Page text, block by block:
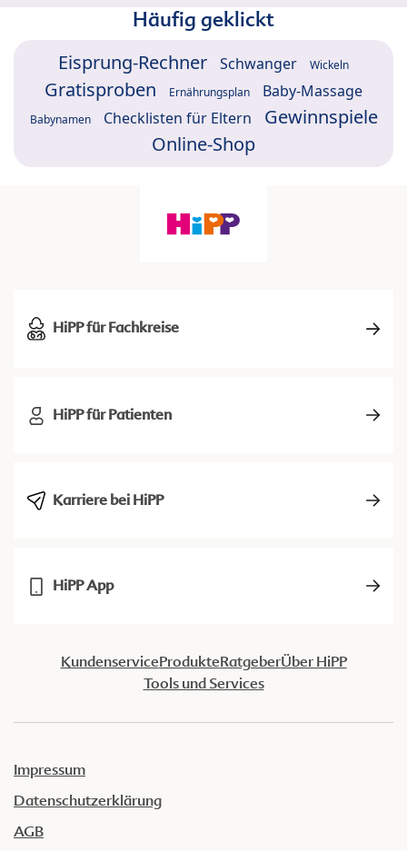
Häufig geklickt
Eisprung-Rechner Schwanger Wickeln
Gratisproben Ernährungsplan Baby-Massage
Babynamen Checklisten für Eltern
Gewinnspiele
Online-Shop
HiPP für Fachkreise
HiPP für Patienten
Karriere bei HiPP
HiPP App
KundenserviceProdukteRatgeberÜber HiPP
Tools und Services
Impressum
Datenschutzerklärung
AGB